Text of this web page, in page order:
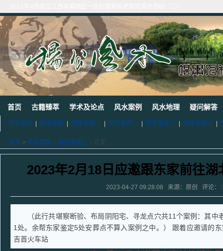
2011年5月初应福建晋江东家邀请堪察调整阳宅风水布局
2011年5月底应广西玉林地区东家邀请断验堪察阳宅风水
2011年应广西巴马东家邀请堪察断验阳宅风水吉凶
《葬 书》注 解
广西南宁地区一葬地水聚天心
广西巴马一龙穴形局
杨公风水--山形之贵人拱手
2010年9月在广西容县为李喜中的亲戚找到的龙穴图
2023年3月18日广东电白地区一眼相中“猛虎下山”形
首页 古籍臻萃 学术及论点 风水案例 风水地理 疑问解答
阳宅案例 阴宅案例 阳宅案例二 阴宅案例二 阳宅案例三 阴宅案例三
首页 > 风水案例 > 阴宅案例二 > 正文
2023年2月18日应邀跟东家前往
2023-04-27 09:28:08 来源：原创 评论： 0
（此行共堪察断验、布局阴阳宅、寻龙点穴共11个案例：其
1处。余帮东家鉴定5处安葬点不算入案例之中。） 跟着应邀请的
吉首火车站